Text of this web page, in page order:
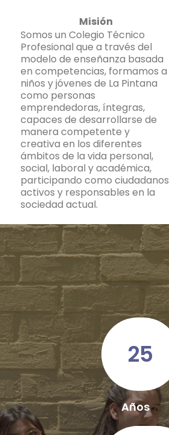
Misión
Somos un Colegio Técnico
Profesional que a través del
modelo de enseñanza basada
en competencias, formamos a
niños y jóvenes de La Pintana
como personas
emprendedoras, íntegras,
capaces de desarrollarse de
manera competente y
creativa en los diferentes
ámbitos de la vida personal,
social, laboral y académica,
participando como ciudadanos
activos y responsables en la
sociedad actual.
25
Años